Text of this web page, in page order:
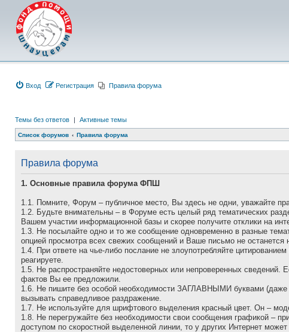
Вход Регистрация Правила форума
Темы без ответов | Активные темы
Список форумов Правила форума
Правила форума
1. Основные правила форума ФПШ
1.1. Помните, Форум – публичное место, Вы здесь не одни, уважайте
1.2. Будьте внимательны – в Форуме есть целый ряд тематических
Вашем участии информационной базы и скорее получите отклики на
1.3. Не посылайте одно и то же сообщение одновременно в разные
опцией просмотра всех свежих сообщений и Ваше письмо не
1.4. При ответе на чье-либо послание не злоупотребляйте
реагируете.
1.5. Не распространяйте недостоверных или непроверенных
фактов Вы ее предложили.
1.6. Не пишите без особой необходимости ЗАГЛАВНЫМИ буквами (даже
вызывать справедливое раздражение.
1.7. Не используйте для шрифтового выделения красный цвет. Он –
1.8. Не перегружайте без необходимости свои сообщения графикой –
доступом по скоростной выделенной линии, то у других Интернет